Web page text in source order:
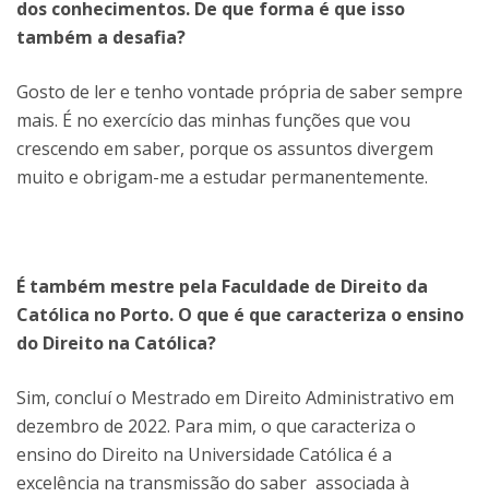
dos conhecimentos. De que forma é que isso
também a desafia?
Gosto de ler e tenho vontade própria de saber sempre
mais. É no exercício das minhas funções que vou
crescendo em saber, porque os assuntos divergem
muito e obrigam-me a estudar permanentemente.
É também mestre pela Faculdade de Direito da
Católica no Porto. O que é que caracteriza o ensino
do Direito na Católica?
Sim, concluí o Mestrado em Direito Administrativo em
dezembro de 2022. Para mim, o que caracteriza o
ensino do Direito na Universidade Católica é a
excelência na transmissão do saber associada à